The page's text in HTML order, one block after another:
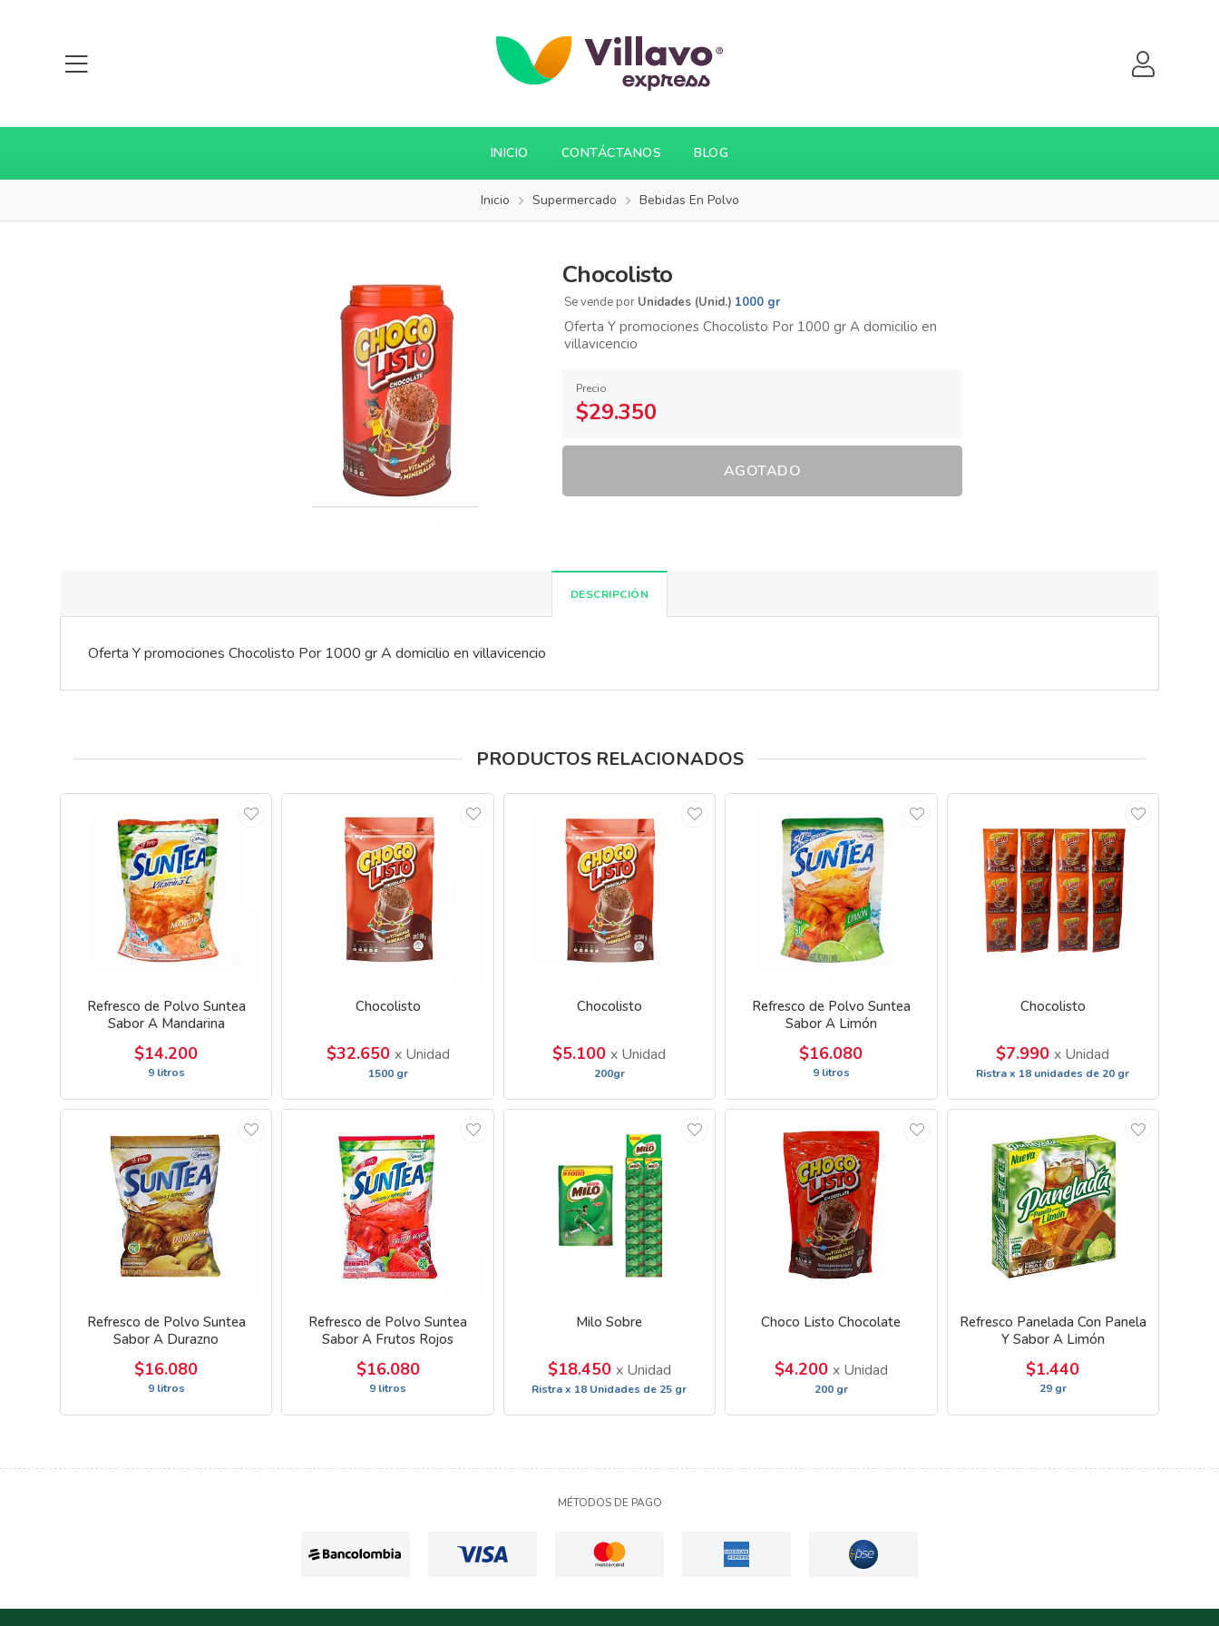
INICIO CONTÁCTANOS BLOG
Inicio Supermercado Bebidas En Polvo
Chocolisto
Se vende por Unidades (Unid.) 1000 gr
Oferta Y promociones Chocolisto Por 1000 gr A domicilio en
villavicencio
Precio
$29.350
AGOTADO
DESCRIPCIÓN
Oferta Y promociones Chocolisto Por 1000 gr A domicilio en villavicencio
PRODUCTOS RELACIONADOS
Refresco de Polvo Suntea
Sabor A Mandarina
$14.200
9 litros
Chocolisto
$32.650 x Unidad
1500 gr
Chocolisto
$5.100x Unidad
200gr
Refresco de Polvo Suntea
Sabor A Limón
$16.080
9 litros
Chocolisto
$7.990x Unidad
Ristra x 18 unidades de 20 gr
Refresco de Polvo Suntea
Sabor A Durazno
$16.080
9 litros
Refresco de Polvo Suntea
Sabor A Frutos Rojos
$16.080
9 litros
Milo Sobre
$18.450 x Unidad
Ristra x 18 Unidades de 25 gr
Choco Listo Chocolate
$4.200 x Unidad
200 gr
Refresco Panelada Con Panela
Y Sabor A Limón
$1.440
29 gr
MÉTODOS DE PAGO